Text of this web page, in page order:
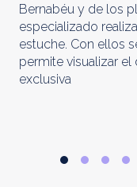
Bernabéu y de los
especializado
estuche. Con ellos
permite visualizar el
exclusiva